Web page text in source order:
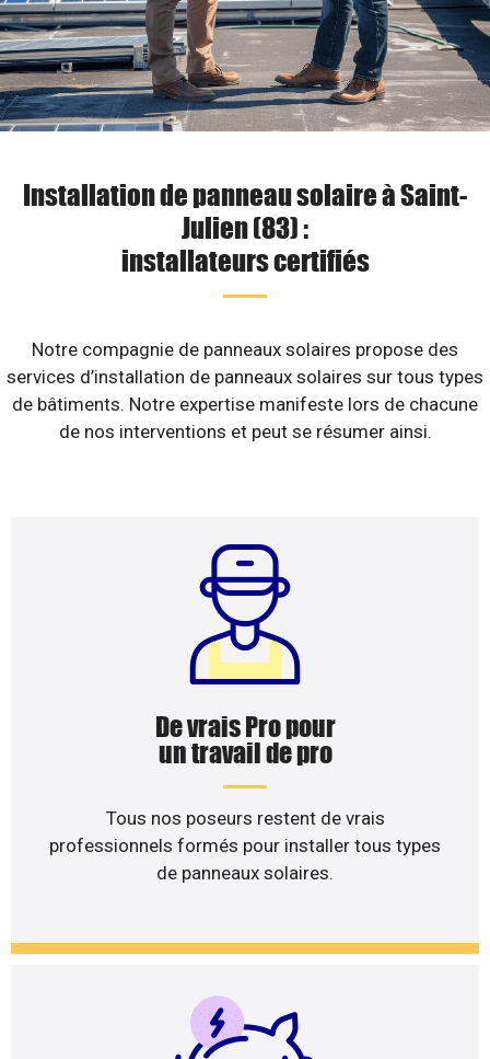
Installation de panneau solaire à Saint-
Julien (83) :
installateurs certifiés
Notre compagnie de panneaux solaires propose des
services d’installation de panneaux solaires sur tous types
de bâtiments. Notre expertise manifeste lors de chacune
de nos interventions et peut se résumer ainsi.
De vrais Pro pour
un travail de pro
Tous nos poseurs restent de vrais
professionnels formés pour installer tous types
de panneaux solaires.